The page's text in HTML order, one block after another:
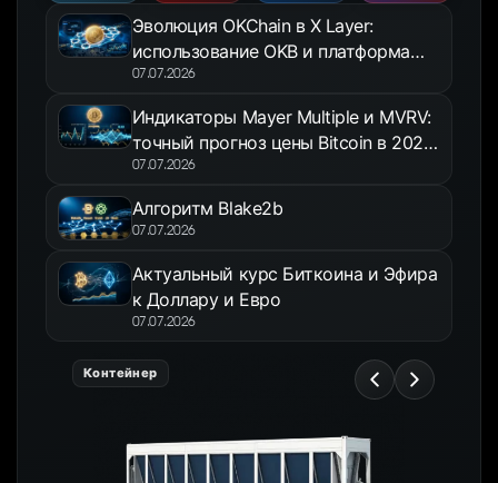
Эволюция OKChain в X Layer:
использование OKB и платформа
OKX Jumpstart в 2026 году
07.07.2026
Индикаторы Mayer Multiple и MVRV:
точный прогноз цены Bitcoin в 2026
году
07.07.2026
Алгоритм Blake2b
07.07.2026
Актуальный курс Биткоина и Эфира
к Доллару и Евро
07.07.2026
Контейнер